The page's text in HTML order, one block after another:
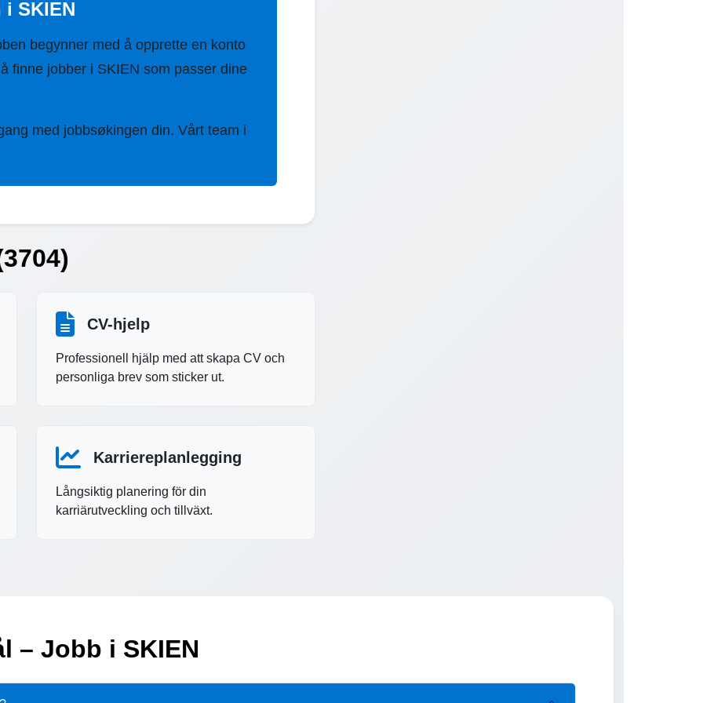
SKIEN
begynner med å opprette en konto
finne jobber i SKIEN som passer dine
med jobbsøkingen din. Vårt team i
CV-hjelp
Professionell hjälp med att skapa CV och
personliga brev som sticker ut.
Karriereplanlegging
Långsiktig planering för din
karriärutveckling och tillväxt.
– Jobb i SKIEN